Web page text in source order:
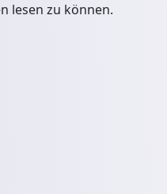
lesen zu können.